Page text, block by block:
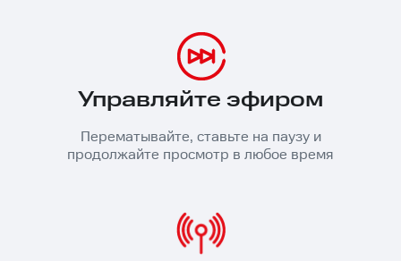
Управляйте эфиром
Перематывайте, ставьте на паузу и
продолжайте просмотр в любое время